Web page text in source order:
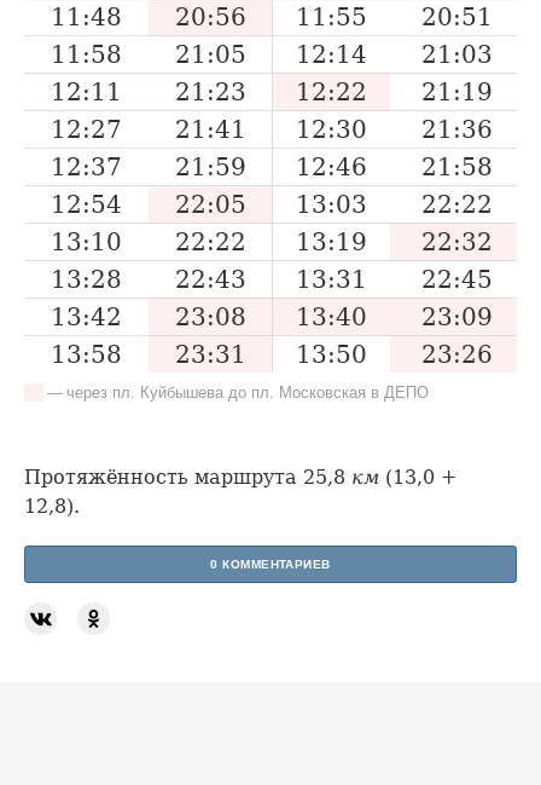
11:48
20:56 11:55
20:51
11:58
21:05 12:14
21:03
12:11
21:23 12:22
21:19
12:27
21:41 12:30
21:36
12:37
21:59 12:46
21:58
12:54
22:05 13:03
22:22
13:10
22:22 13:19
22:32
13:28
22:43 13:31
22:45
13:42
23:08 13:40
23:09
13:58
23:31 13:50 23:26
— через пл. Куйбышева до пл. Московская в ДЕПО
Протяжённость маршрута 25,8 км (13,0 +
12,8).
0 КОММЕНТАРИЕВ